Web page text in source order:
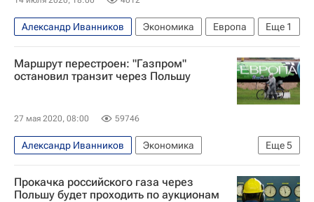
Еще 1
Александр Иванников Экономика
Европа
Газпром
Маршрут перестроен: "Газпром"
остановил транзит через Польшу
27 мая 2020, 08:00 59746
Еще5
Александр Иванников
Экономика
Газпром
Северный поток
PGNiG
Турецкий поток
Петр Наимский
Прокачка российского газа через
Польшу будет проходить по аукционам